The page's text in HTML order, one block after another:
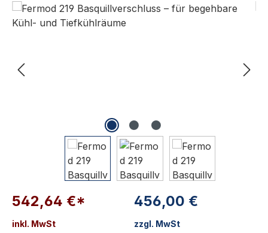
542,64 €*
inkl. MwSt
456,00 €
zzgl. MwSt